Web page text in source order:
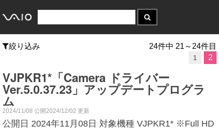
絞り込み 24件中 21～24件目
1 2
VJPKR1*「Camera ドライバー
Ver.5.0.37.23」アップデートプログラ
ム
2024/11/08 公開2024/12/02 更新
公開日 2024年11月08日 対象機種 VJPKR1* ※Full HD